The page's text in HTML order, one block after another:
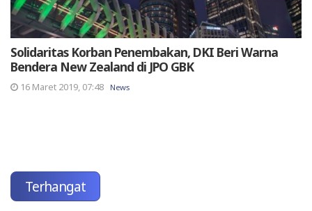
Solidaritas Korban Penembakan, DKI Beri Warna
Bendera New Zealand di JPO GBK
16 Maret 2019, 07:48 News
Terhangat